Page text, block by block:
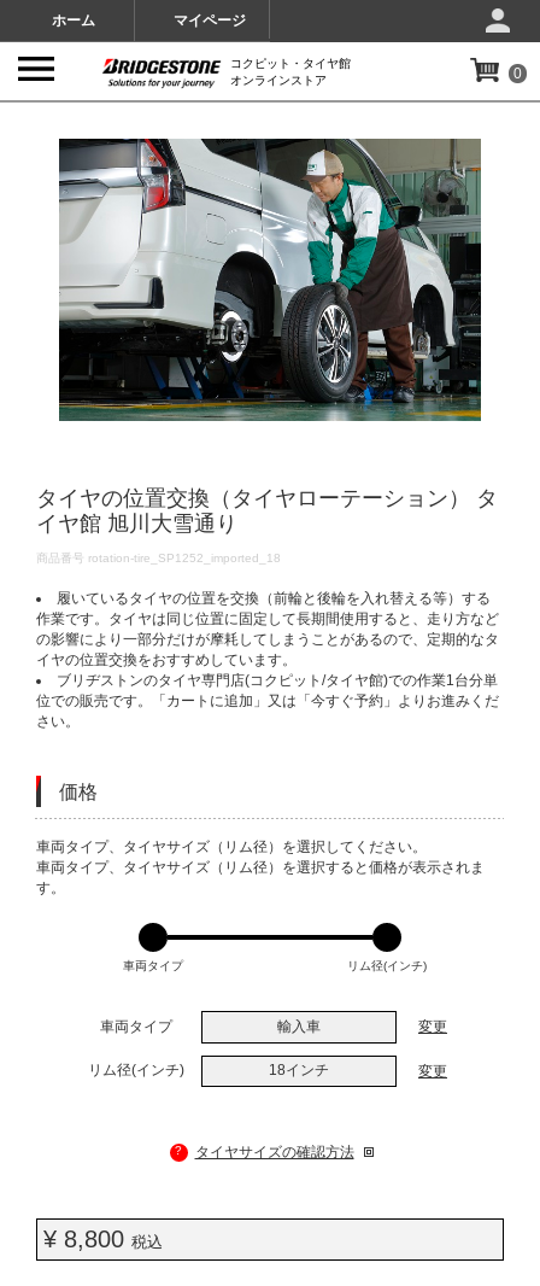
ホーム マイページ
コクピット・タイヤ館
オンラインストア
0
タイヤの位置交換（タイヤローテーション） タ
イヤ館 旭川大雪通り
DETAILS
商品番号 rotation-tire_SP1252_imported_18
履いているタイヤの位置を交換（前輪と後輪を入れ替える等）する
作業です。タイヤは同じ位置に固定して長期間使用すると、走り方など
の影響により一部分だけが摩耗してしまうことがあるので、定期的なタ
イヤの位置交換をおすすめしています。
ブリヂストンのタイヤ専門店(コクピット/タイヤ館)での作業1台分単
位での販売です。「カートに追加」又は「今すぐ予約」よりお進みくだ
さい。
価格
VARIATIONS
車両タイプ、タイヤサイズ（リム径）を選択してください。
車両タイプ、タイヤサイズ（リム径）を選択すると価格が表示されま
す。
車両タイプ リム径(インチ)
車両タイプ 輸入車 変更
リム径(インチ) 18インチ 変更
? タイヤサイズの確認方法
¥ 8,800 税込